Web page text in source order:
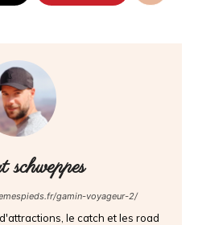
schweppes
gamin-voyageur-2/
le catch et les road